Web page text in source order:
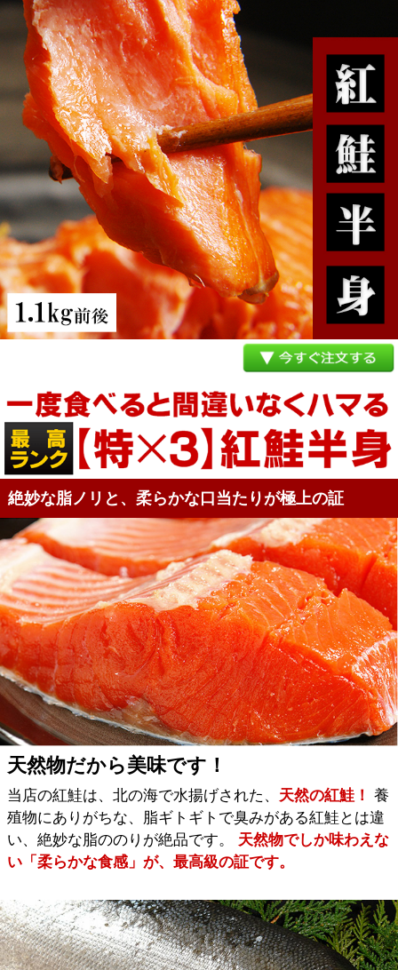
絶妙な脂ノリと、柔らかな口当たりが極上の証
天然物だから美味です！
当店の紅鮭は、北の海で水揚げされた、 天然の紅鮭！
養
殖物にありがちな、脂ギトギトで臭みがある紅鮭とは違
い、絶妙な脂ののりが絶品です。 天然物でしか味わえな
い「柔らかな食感」が、最高級の証です。